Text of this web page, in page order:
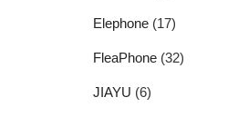
Elephone (17)
FleaPhone (32)
JIAYU (6)